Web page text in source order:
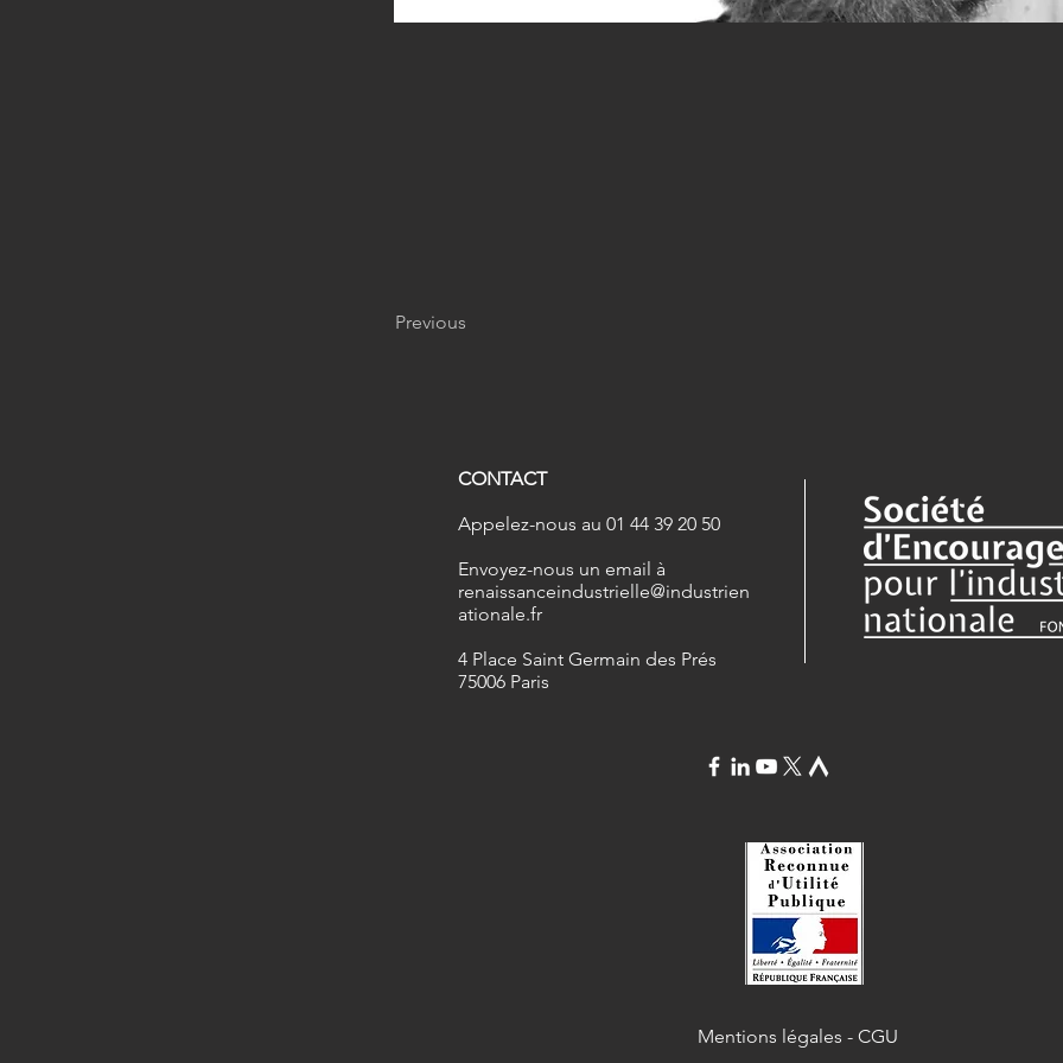
Previous
CONTACT
Appelez-nous au 01 44 39 20 50
​Envoyez-nous un email à
renaissanceindustrielle@industrien
ationale.fr
4 Place Saint Germain des Prés
75006 Paris
Mentions légales - CGU